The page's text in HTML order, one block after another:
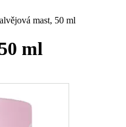
mast, 50 ml
ml